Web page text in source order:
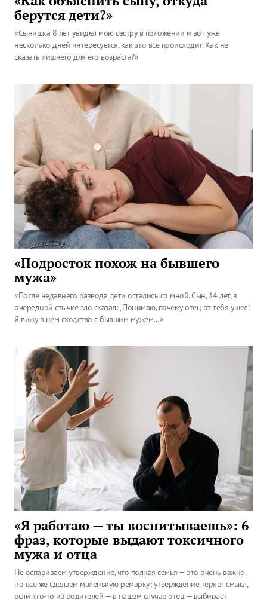
берутся дети?»
«Сынишка 8 лет увидел мою сестру в положении и вот уже
несколько дней интересуется, как это все происходит. Как не
сказать лишнего для его возраста?»
«Подросток похож на бывшего
мужа»
«После недавнего развода дети остались со мной. Сын, 14 лет, в
очередной стычке зло сказал: „Понимаю, почему отец от тебя ушел“.
Я вижу в нем сходство с бывшим мужем…»
«Я работаю — ты воспитываешь»: 6
фраз, которые выдают токсичного
мужа и отца
Не оспариваем утверждение, что полная семья — это очень важно,
но все же сделаем маленькую ремарку: утверждение теряет смысл,
если кто-то из родителей — в нашем случае отец — выбирает